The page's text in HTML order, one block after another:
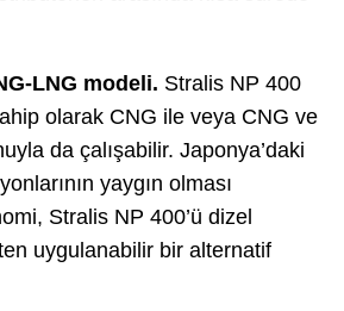
LNG modeli. Stralis NP 400
olarak CNG ile veya CNG ve
da çalışabilir. Japonya’daki
yaygın olması
Stralis NP 400’ü dizel
uygulanabilir bir alternatif